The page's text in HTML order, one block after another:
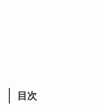
目次